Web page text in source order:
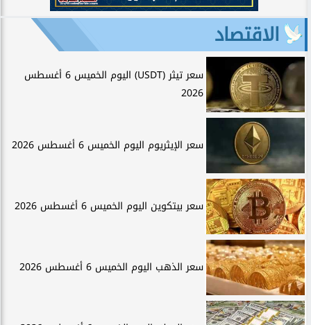
الاقتصاد
سعر تيثر (USDT) اليوم الخميس 6 أغسطس
2026
سعر الإيثريوم اليوم الخميس 6 أغسطس 2026
سعر بيتكوين اليوم الخميس 6 أغسطس 2026
سعر الذهب اليوم الخميس 6 أغسطس 2026